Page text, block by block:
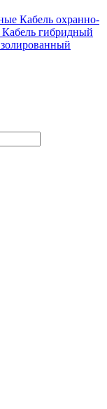
Кабель охранно-
Кабель гибридный